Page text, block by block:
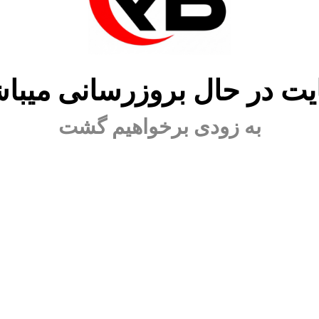
در حال بروزرسانی
به زودی برخواهیم گشت